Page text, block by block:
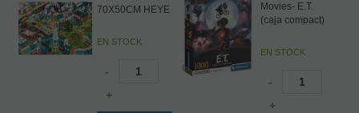
70X50CM HEYE
EN STOCK
-
+
Movies- E.T.
(caja compact)
EN STOCK
-
+